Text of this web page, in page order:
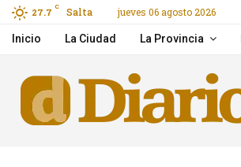
27.7 C Salta jueves 06 agosto 2026
novio
Inicio La Ciudad La Provincia